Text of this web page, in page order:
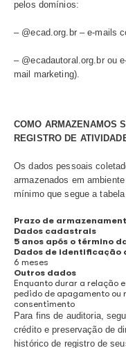
Essa é uma prática
são utilizados
identificar uma
navegar pelo site,
– Os usuários
navegador,
excluir oscookiesjá
navegador que
– Para maiores
COMO
O Ecad adota as